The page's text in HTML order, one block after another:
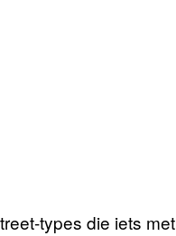
types die iets met